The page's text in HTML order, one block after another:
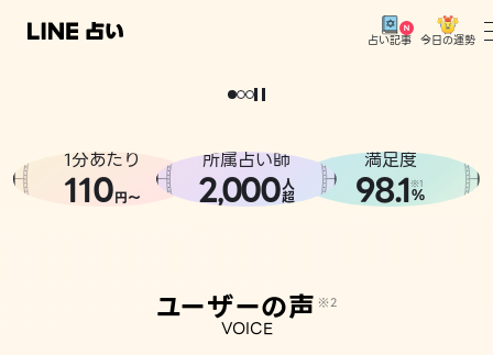
占い記事 今日の運勢
相談事例
どうせなら
。
1分あたり
110円〜
所属占い師
2,000人
超
満足度
98.1※1
%
ユーザーの声 ※2
VOICE